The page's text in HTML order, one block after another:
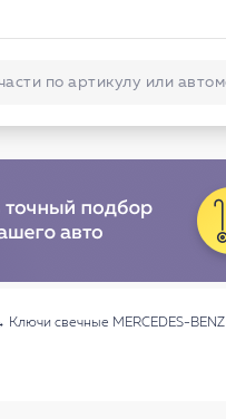
Ключи свечные MERCEDES-BENZ